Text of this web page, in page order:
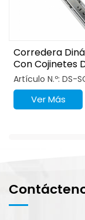
Corredera
Con Cojinetes
Y Cierre Suave
Pliegues
Artículo N.º: DS-
Ver Más